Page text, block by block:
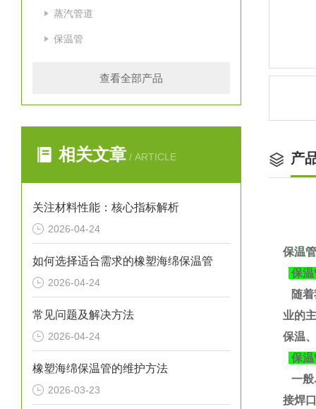
蒸汽管道
保温管
查看全部产品
相关文章 / ARTICLE
关注材料性能：核心指标解析
2026-04-24
如何选择适合需求的橡塑海绵保温管
2026-04-24
常见问题及解决方法
2026-04-24
橡塑海绵保温管的维护方法
2026-03-23
产
保温
保
随着
业的
保温
保
一般
接焊